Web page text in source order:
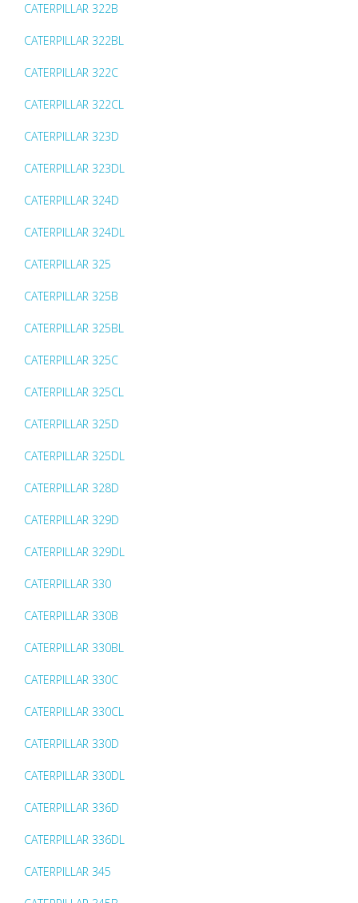
CATERPILLAR 322B
CATERPILLAR 322BL
CATERPILLAR 322C
CATERPILLAR 322CL
CATERPILLAR 323D
CATERPILLAR 323DL
CATERPILLAR 324D
CATERPILLAR 324DL
CATERPILLAR 325
CATERPILLAR 325B
CATERPILLAR 325BL
CATERPILLAR 325C
CATERPILLAR 325CL
CATERPILLAR 325D
CATERPILLAR 325DL
CATERPILLAR 328D
CATERPILLAR 329D
CATERPILLAR 329DL
CATERPILLAR 330
CATERPILLAR 330B
CATERPILLAR 330BL
CATERPILLAR 330C
CATERPILLAR 330CL
CATERPILLAR 330D
CATERPILLAR 330DL
CATERPILLAR 336D
CATERPILLAR 336DL
CATERPILLAR 345